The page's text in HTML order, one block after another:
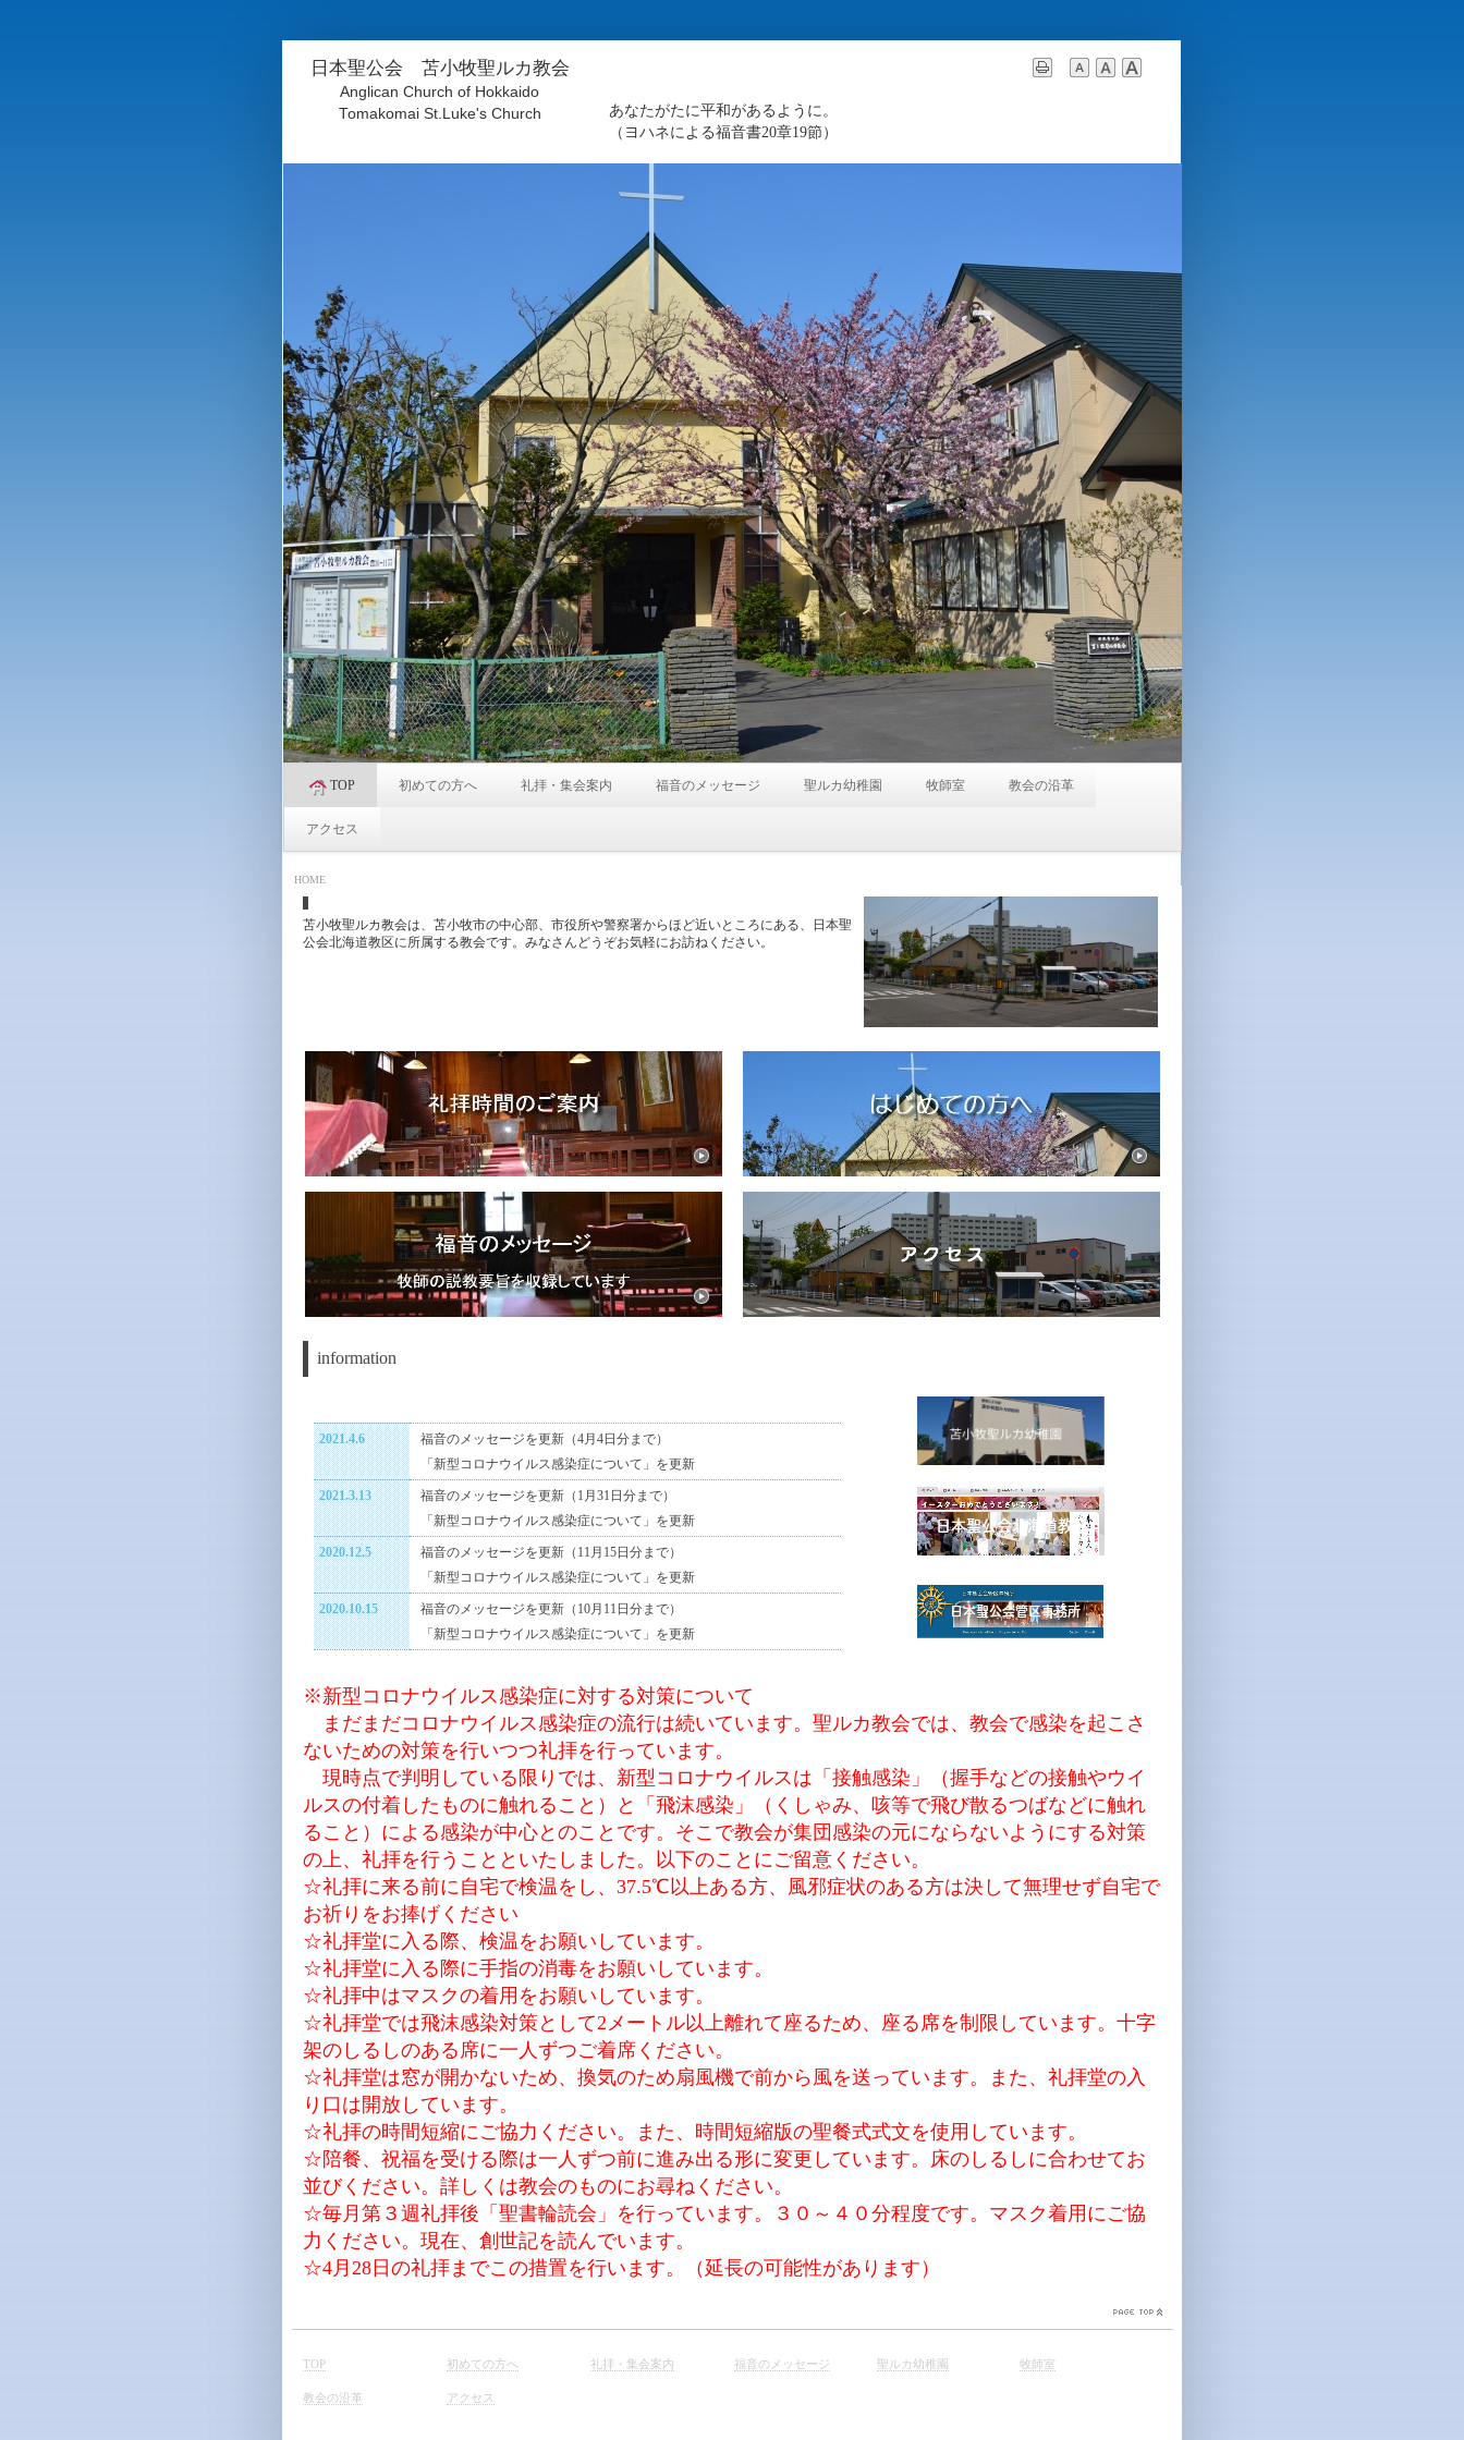
日本聖公会 苫小牧聖ルカ教会
Anglican Church of Hokkaido
Tomakomai St.Luke's Church
あなたがたに平和があるように。
（ヨハネによる福音書20章19節）
TOP 初めての方へ 礼拝・集会案内 福音のメッセージ 聖ルカ幼稚園 牧師室 教会の沿革
アクセス
HOME
苫小牧聖ルカ教会は、苫小牧市の中心部、市役所や警察署からほど近いところにある、日本聖
公会北海道教区に所属する教会です。みなさんどうぞお気軽にお訪ねください。
information
2021.4.6
福音のメッセージを更新（4月4日分まで）
「新型コロナウイルス感染症について」を更新
2021.3.13
福音のメッセージを更新（1月31日分まで）
「新型コロナウイルス感染症について」を更新
2020.12.5
福音のメッセージを更新（11月15日分まで）
「新型コロナウイルス感染症について」を更新
2020.10.15
福音のメッセージを更新（10月11日分まで）
「新型コロナウイルス感染症について」を更新
※新型コロナウイルス感染症に対する対策について
まだまだコロナウイルス感染症の流行は続いています。聖ルカ教会では、教会で感染を起こさ
ないための対策を行いつつ礼拝を行っています。
現時点で判明している限りでは、新型コロナウイルスは「接触感染」（握手などの接触やウイ
ルスの付着したものに触れること）と「飛沫感染」（くしゃみ、咳等で飛び散るつばなどに触れ
ること）による感染が中心とのことです。そこで教会が集団感染の元にならないようにする対策
の上、礼拝を行うことといたしました。以下のことにご留意ください。
☆礼拝に来る前に自宅で検温をし、37.5℃以上ある方、風邪症状のある方は決して無理せず自宅で
お祈りをお捧げください
☆礼拝堂に入る際、検温をお願いしています。
☆礼拝堂に入る際に手指の消毒をお願いしています。
☆礼拝中はマスクの着用をお願いしています。
☆礼拝堂では飛沫感染対策として2メートル以上離れて座るため、座る席を制限しています。十字
架のしるしのある席に一人ずつご着席ください。
☆礼拝堂は窓が開かないため、換気のため扇風機で前から風を送っています。また、礼拝堂の入
り口は開放しています。
☆礼拝の時間短縮にご協力ください。また、時間短縮版の聖餐式式文を使用しています。
☆陪餐、祝福を受ける際は一人ずつ前に進み出る形に変更しています。床のしるしに合わせてお
並びください。詳しくは教会のものにお尋ねください。
☆毎月第３週礼拝後「聖書輪読会」を行っています。３０～４０分程度です。マスク着用にご協
力ください。現在、創世記を読んでいます。
☆4月28日の礼拝までこの措置を行います。（延長の可能性があります）
TOP 初めての方へ 礼拝・集会案内 福音のメッセージ 聖ルカ幼稚園 牧師室
教会の沿革 アクセス